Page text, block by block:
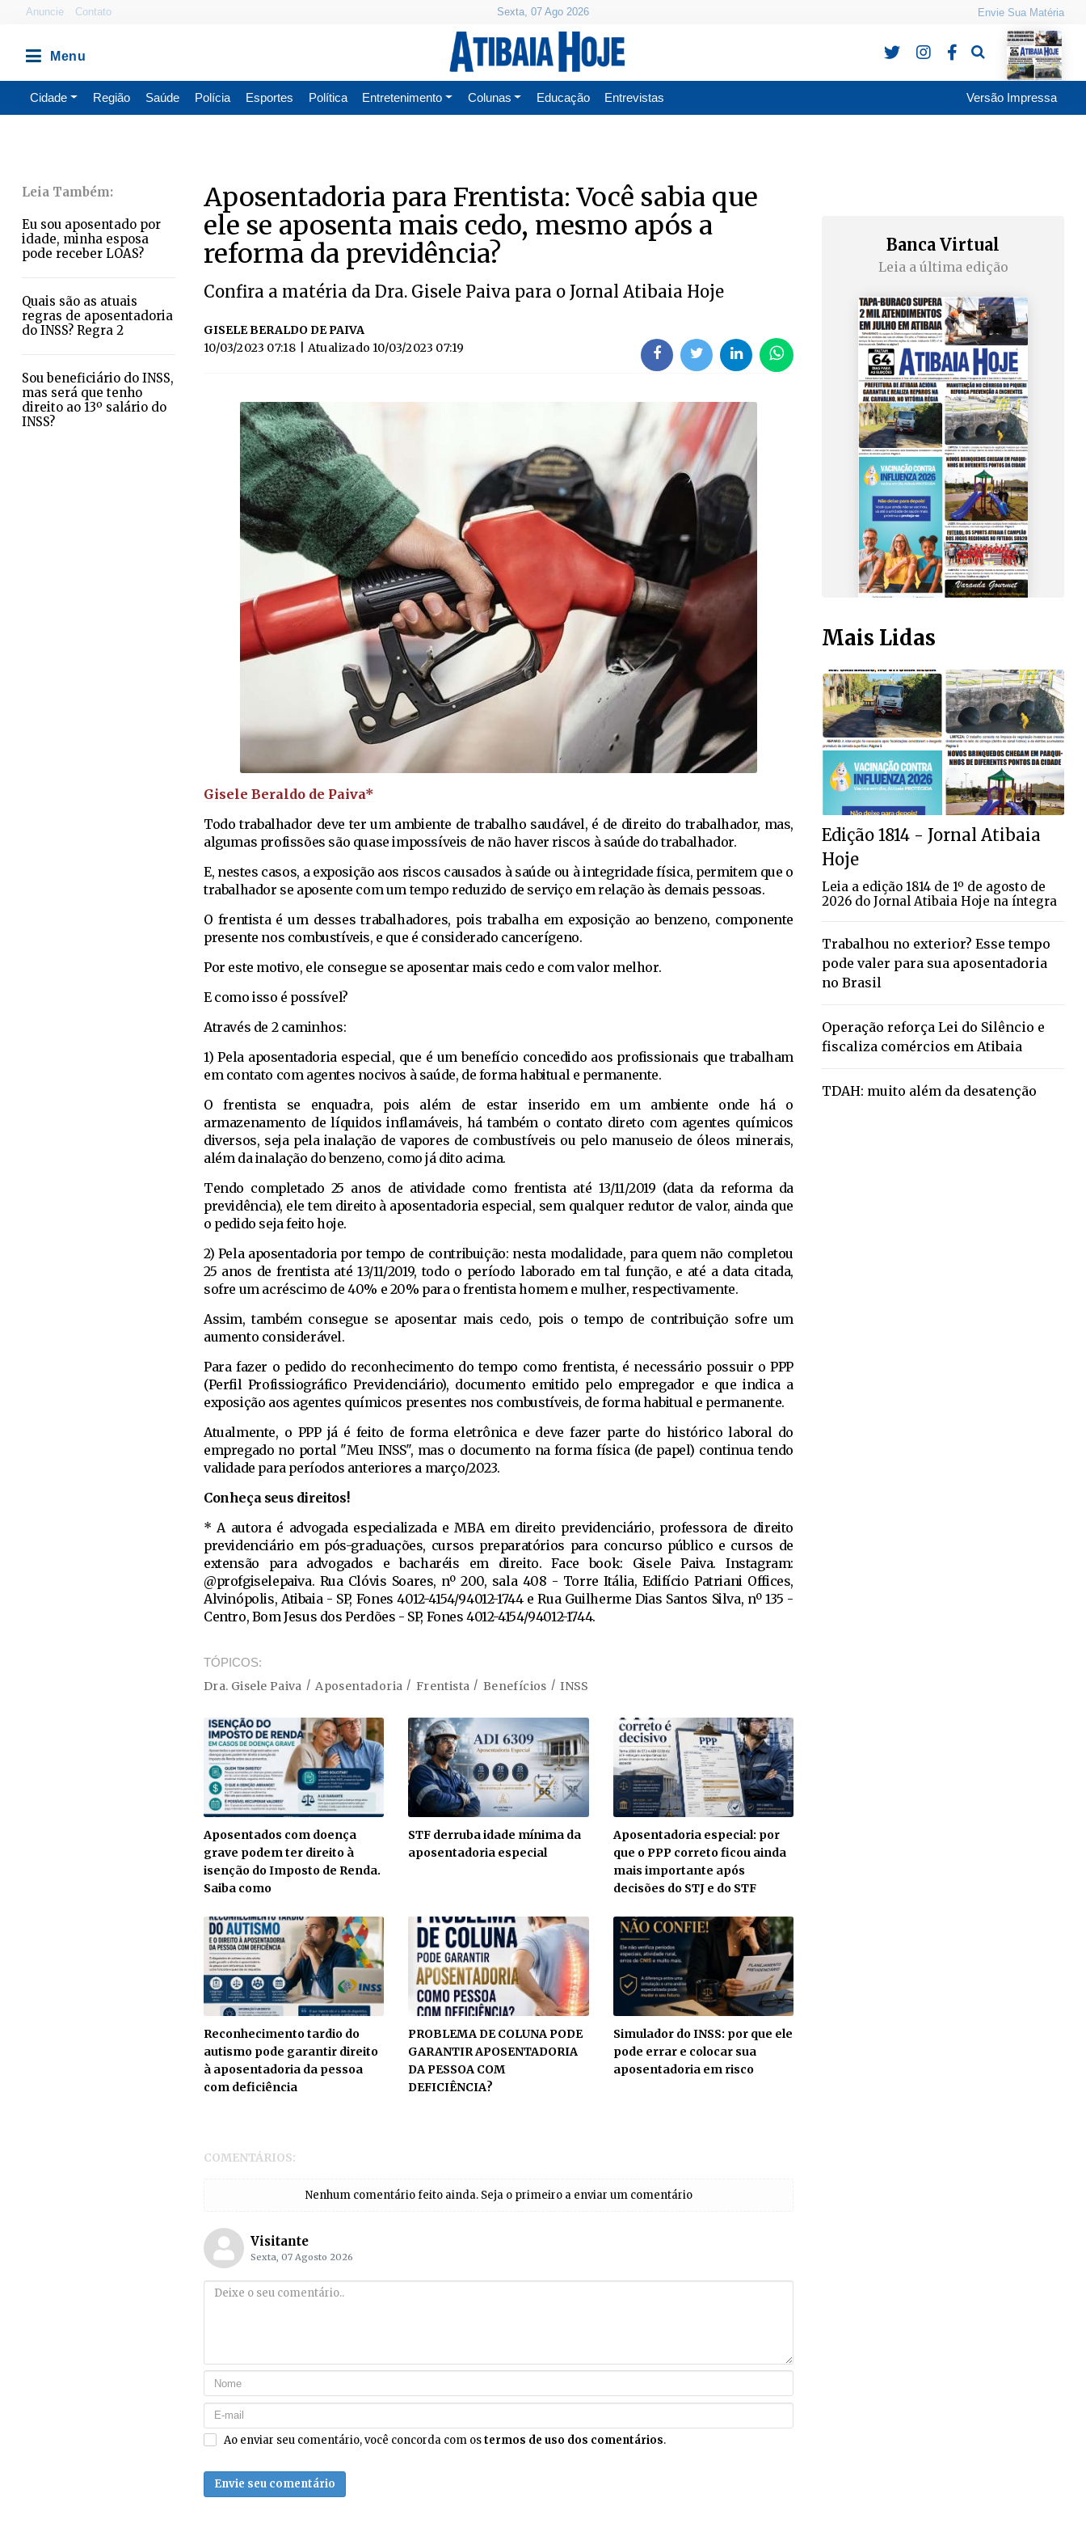
Anuncie Contato Sexta, 07 Ago 2026 Envie Sua Matéria
Pesquisa
Cidade Região Saúde Polícia Esportes Política Entretenimento Colunas Educação Entrevistas Versão Impressa
Eu sou aposentado por
idade, minha esposa
pode receber LOAS?
Quais são as atuais
regras de aposentadoria
do INSS? Regra 2
Sou beneficiário do INSS,
mas será que tenho
direito ao 13º salário do
INSS?
Aposentadoria para Frentista: Você sabia que
ele se aposenta mais cedo, mesmo após a
reforma da previdência?
Confira a matéria da Dra. Gisele Paiva para o Jornal Atibaia Hoje
GISELE BERALDO DE PAIVA
10/03/2023 07:18
| Atualizado 10/03/2023 07:19
Gisele Beraldo de Paiva*
Todo trabalhador deve ter um ambiente de trabalho saudável, é de direito do trabalhador, mas,
algumas profissões são quase impossíveis de não haver riscos à saúde do trabalhador.
E, nestes casos, a exposição aos riscos causados à saúde ou à integridade física, permitem que o
trabalhador se aposente com um tempo reduzido de serviço em relação às demais pessoas.
O frentista é um desses trabalhadores, pois trabalha em exposição ao benzeno, componente
presente nos combustíveis, e que é considerado cancerígeno.
Por este motivo, ele consegue se aposentar mais cedo e com valor melhor.
E como isso é possível?
Através de 2 caminhos:
1) Pela aposentadoria especial, que é um benefício concedido aos profissionais que trabalham
em contato com agentes nocivos à saúde, de forma habitual e permanente.
O frentista se enquadra, pois além de estar inserido em um ambiente onde há o
armazenamento de líquidos inflamáveis, há também o contato direto com agentes químicos
diversos, seja pela inalação de vapores de combustíveis ou pelo manuseio de óleos minerais,
além da inalação do benzeno, como já dito acima.
Tendo completado 25 anos de atividade como frentista até 13/11/2019 (data da reforma da
previdência), ele tem direito à aposentadoria especial, sem qualquer redutor de valor, ainda que
o pedido seja feito hoje.
2) Pela aposentadoria por tempo de contribuição: nesta modalidade, para quem não completou
25 anos de frentista até 13/11/2019, todo o período laborado em tal função, e até a data citada,
sofre um acréscimo de 40% e 20% para o frentista homem e mulher, respectivamente.
Assim, também consegue se aposentar mais cedo, pois o tempo de contribuição sofre um
aumento considerável.
Para fazer o pedido do reconhecimento do tempo como frentista, é necessário possuir o PPP
(Perfil Profissiográfico Previdenciário), documento emitido pelo empregador e que indica a
exposição aos agentes químicos presentes nos combustíveis, de forma habitual e permanente.
Atualmente, o PPP já é feito de forma eletrônica e deve fazer parte do histórico laboral do
empregado no portal "Meu INSS", mas o documento na forma física (de papel) continua tendo
validade para períodos anteriores a março/2023.
Conheça seus direitos!
* A autora é advogada especializada e MBA em direito previdenciário, professora de direito
previdenciário em pós-graduações, cursos preparatórios para concurso público e cursos de
extensão para advogados e bacharéis em direito. Face book: Gisele Paiva. Instagram:
@profgiselepaiva. Rua Clóvis Soares, nº 200, sala 408 - Torre Itália, Edifício Patriani Offices,
Alvinópolis, Atibaia - SP, Fones 4012-4154/94012-1744 e Rua Guilherme Dias Santos Silva, nº 135 -
Centro, Bom Jesus dos Perdões - SP, Fones 4012-4154/94012-1744.
TÓPICOS
Dra. Gisele Paiva Aposentadoria Frentista Benefícios INSS
Aposentados com doença
grave podem ter direito à
isenção do Imposto de Renda.
Saiba como
STF derruba idade mínima da
aposentadoria especial
Aposentadoria especial: por
que o PPP correto ficou ainda
mais importante após
decisões do STJ e do STF
Reconhecimento tardio do
autismo pode garantir direito
à aposentadoria da pessoa
com deficiência
PROBLEMA DE COLUNA PODE
GARANTIR APOSENTADORIA
DA PESSOA COM
DEFICIÊNCIA?
Simulador do INSS: por que ele
pode errar e colocar sua
aposentadoria em risco
COMENTÁRIOS:
Nenhum comentário feito ainda. Seja o primeiro a enviar um comentário
Visitante
Sexta, 07 Agosto 2026
Ao enviar seu comentário, você concorda com ostermos de uso dos comentários.
Envie seu comentário
Banca Virtual
Leia a última edição
Mais Lidas
Edição 1814 - Jornal Atibaia
Hoje
Leia a edição 1814 de 1º de agosto de
2026 do Jornal Atibaia Hoje na íntegra
Trabalhou no exterior? Esse tempo
pode valer para sua aposentadoria
no Brasil
Operação reforça Lei do Silêncio e
fiscaliza comércios em Atibaia
TDAH: muito além da desatenção